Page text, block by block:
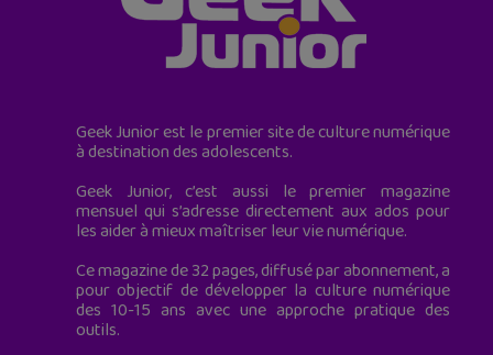
Geek Junior est le premier site de culture numérique
à destination des adolescents.
Geek Junior, c’est aussi le premier magazine
mensuel qui s’adresse directement aux ados pour
les aider à mieux maîtriser leur vie numérique.
Ce magazine de 32 pages, diffusé par abonnement, a
pour objectif de développer la culture numérique
des 10-15 ans avec une approche pratique des
outils.